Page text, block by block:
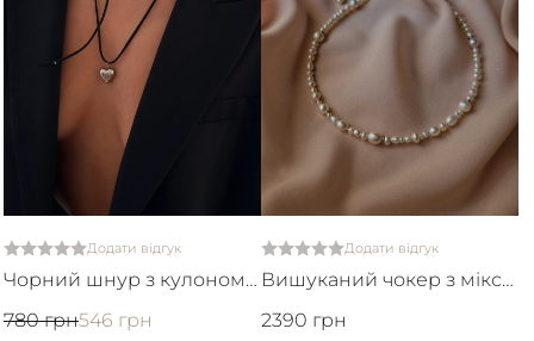
Додати відгук
Чорний шнур з кулоном
серце
780 грн546 грн
Додати відгук
Вишуканий чокер з міксу
різних натуральних
2390 грн